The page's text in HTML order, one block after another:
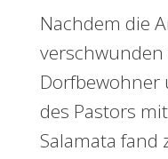
Nachdem die
Dorfbewohner
des Pastors
Salamata